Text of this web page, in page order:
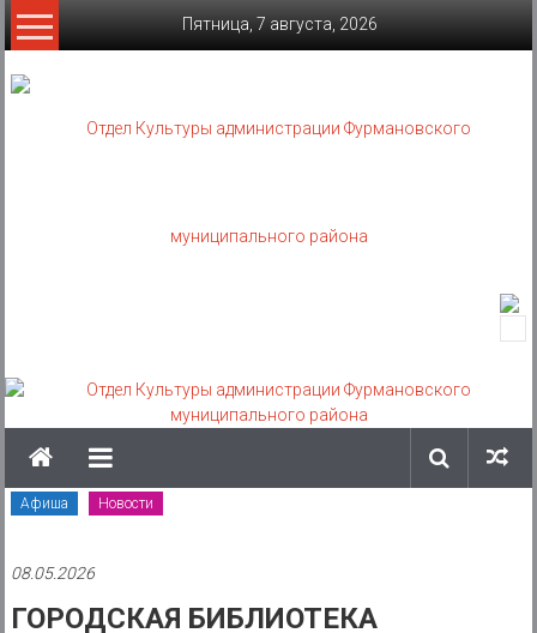
Skip
to
Пятница, 7 августа, 2026
администрации
Фурмановского
муниципального
казенное
Афиша Новости
08.05.2026
ГОРОДСКАЯ БИБЛИОТЕКА